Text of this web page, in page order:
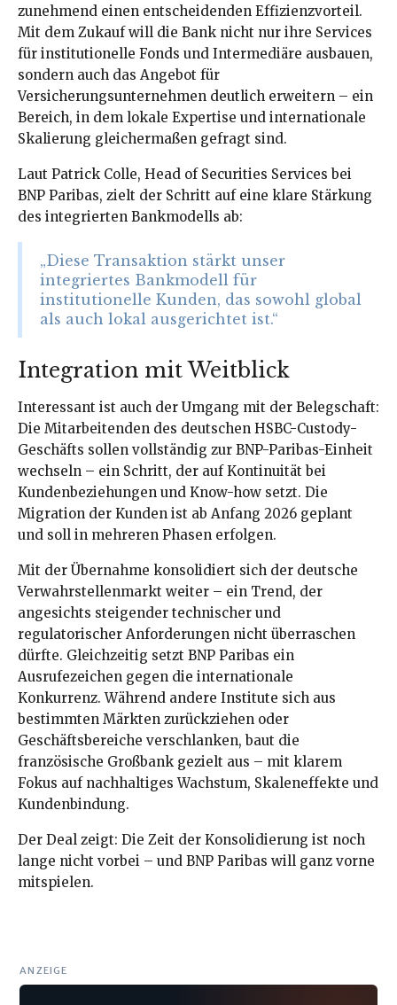
zunehmend einen entscheidenden Effizienzvorteil.
Mit dem Zukauf will die Bank nicht nur ihre Services
für institutionelle Fonds und Intermediäre ausbauen,
sondern auch das Angebot für
Versicherungsunternehmen deutlich erweitern – ein
Bereich, in dem lokale Expertise und internationale
Skalierung gleichermaßen gefragt sind.
Laut Patrick Colle, Head of Securities Services bei
BNP Paribas, zielt der Schritt auf eine klare Stärkung
des integrierten Bankmodells ab:
„Diese Transaktion stärkt unser
integriertes Bankmodell für
institutionelle Kunden, das sowohl global
als auch lokal ausgerichtet ist.“
Integration mit Weitblick
Interessant ist auch der Umgang mit der Belegschaft:
Die Mitarbeitenden des deutschen HSBC-Custody-
Geschäfts sollen vollständig zur BNP-Paribas-Einheit
wechseln – ein Schritt, der auf Kontinuität bei
Kundenbeziehungen und Know-how setzt. Die
Migration der Kunden ist ab Anfang 2026 geplant
und soll in mehreren Phasen erfolgen.
Mit der Übernahme konsolidiert sich der deutsche
Verwahrstellenmarkt weiter – ein Trend, der
angesichts steigender technischer und
regulatorischer Anforderungen nicht überraschen
dürfte. Gleichzeitig setzt BNP Paribas ein
Ausrufezeichen gegen die internationale
Konkurrenz. Während andere Institute sich aus
bestimmten Märkten zurückziehen oder
Geschäftsbereiche verschlanken, baut die
französische Großbank gezielt aus – mit klarem
Fokus auf nachhaltiges Wachstum, Skaleneffekte und
Kundenbindung.
Der Deal zeigt: Die Zeit der Konsolidierung ist noch
lange nicht vorbei – und BNP Paribas will ganz vorne
mitspielen.
ANZEIGE